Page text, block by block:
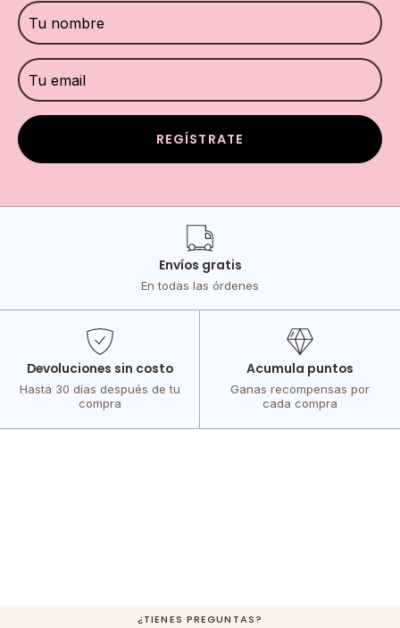
REGÍSTRATE
Envíos gratis
En todas las órdenes
Devoluciones sin costo
Hasta 30 días después de tu
compra
Acumula puntos
Ganas recompensas por
cada compra
¿TIENES PREGUNTAS?